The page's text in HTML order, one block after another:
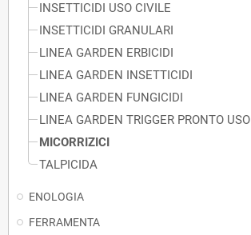
INSETTICIDI USO CIVILE
INSETTICIDI GRANULARI
LINEA GARDEN ERBICIDI
LINEA GARDEN INSETTICIDI
LINEA GARDEN FUNGICIDI
LINEA GARDEN TRIGGER PRONTO USO
MICORRIZICI
TALPICIDA
ENOLOGIA
FERRAMENTA